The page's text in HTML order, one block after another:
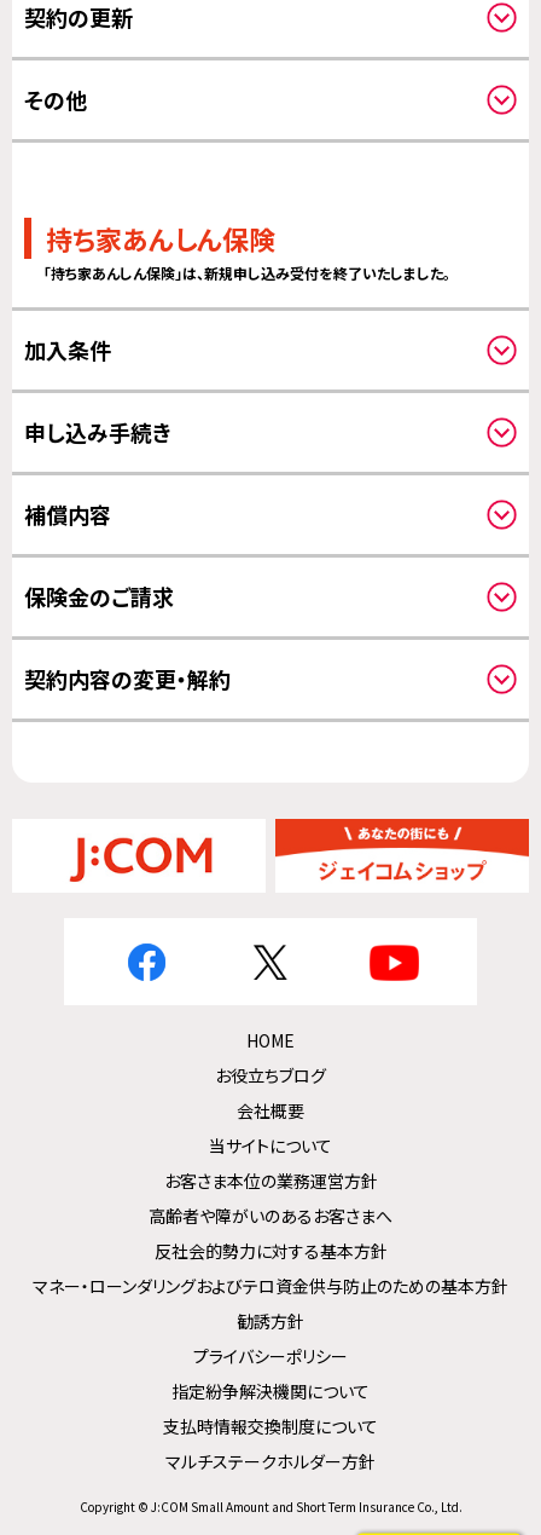
解約について
契約の更新
更新について
その他
持ち家あんしん保険
「持ち家あんしん保険」は、新規申し込み受付を終了いたしました。
加入条件
申し込み手続き
補償内容
補償開始日について
保険金のご請求
契約内容の変更・解約
HOME
お役立ちブログ
会社概要
当サイトについて
お客さま本位の業務運営方針
高齢者や障がいのあるお客さまへ
反社会的勢力に対する基本方針
マネー・ローンダリングおよびテロ資金供与防止のための基本方針
勧誘方針
プライバシーポリシー
指定紛争解決機関について
支払時情報交換制度について
マルチステークホルダー方針
Copyright © J:COM Small Amount and Short Term Insurance Co., Ltd.